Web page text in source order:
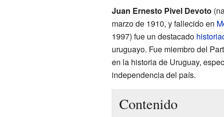
Juan Ernesto Pivel Devoto
marzo de 1910, y fallecido en
1997) fue un destacado
uruguayo. Fue miembro del
en la historia de Uruguay,
independencia del país.
Contenido